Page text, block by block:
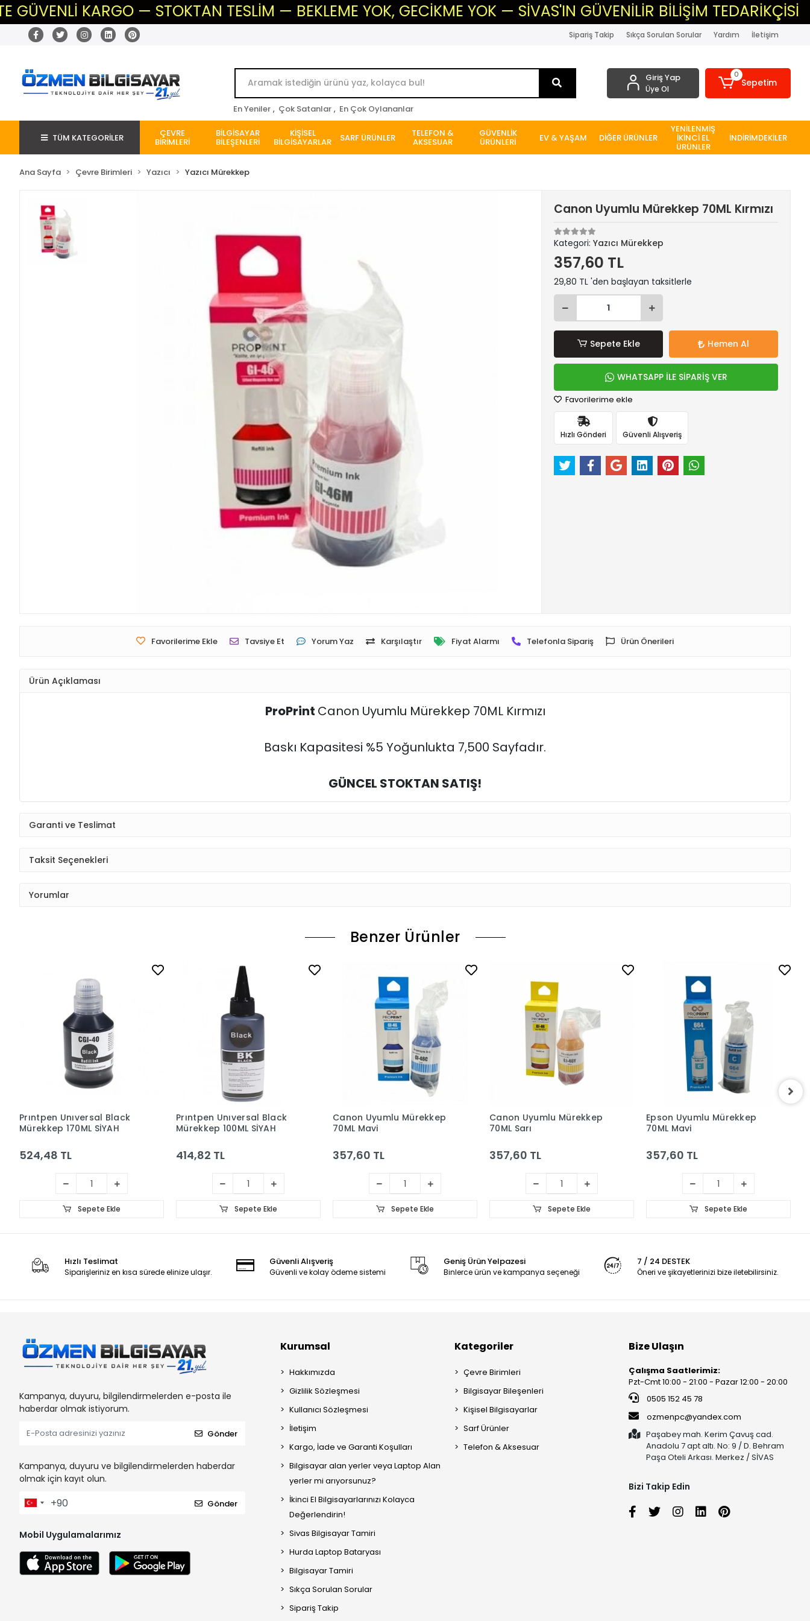
KARGO — STOKTAN TESLİM — BEKLEME YOK, GECİKME YOK — SİVAS'IN GÜVENİLİR BİLİŞİM TEDARİKÇİSİ
Sipariş Takip Sıkça Sorulan Sorular Yardım İletişim
En Yeniler , Çok Satanlar , En Çok Oylananlar
Giriş Yap
Üye Ol
0
Sepetim
TÜM KATEGORİLER ÇEVRE
BİRİMLERİ
BİLGİSAYAR
BİLEŞENLERİ
KİŞİSEL
BİLGİSAYARLAR SARF ÜRÜNLER TELEFON &
AKSESUAR
GÜVENLİK
ÜRÜNLERİ EV & YAŞAM DİĞER ÜRÜNLER
YENİLENMİŞ
İKİNCİ EL
ÜRÜNLER
İNDİRİMDEKİLER
Ana Sayfa Çevre Birimleri Yazıcı Yazıcı Mürekkep
Canon Uyumlu Mürekkep 70ML Kırmızı
Kategori:Yazıcı Mürekkep
357,60 TL
29,80 TL 'den başlayan taksitlerle
Sepete Ekle Hemen Al
WHATSAPP İLE SİPARİŞ VER
Favorilerime ekle
Hızlı Gönderi Güvenli Alışveriş
Favorilerime Ekle Tavsiye Et Yorum Yaz Karşılaştır Fiyat Alarmı Telefonla Sipariş Ürün Önerileri
Ürün Açıklaması
ProPrint Canon Uyumlu Mürekkep 70ML Kırmızı
Baskı Kapasitesi %5 Yoğunlukta 7,500 Sayfadır.
GÜNCEL STOKTAN SATIŞ!
Garanti ve Teslimat
Taksit Seçenekleri
Yorumlar
Benzer Ürünler
Prıntpen Unıversal Black
Mürekkep 170ML SİYAH
524,48 TL
Sepete Ekle
Prıntpen Unıversal Black
Mürekkep 100ML SİYAH
414,82 TL
Sepete Ekle
Canon Uyumlu Mürekkep
70ML Mavi
357,60 TL
Sepete Ekle
Canon Uyumlu Mürekkep
70ML Sarı
357,60 TL
Sepete Ekle
Epson Uyumlu Mürekkep
70ML Mavi
357,60 TL
Sepete Ekle
Hızlı Teslimat
Siparişleriniz en kısa sürede elinize ulaşır.
Güvenli Alışveriş
Güvenli ve kolay ödeme sistemi
Geniş Ürün Yelpazesi
Binlerce ürün ve kampanya seçeneği
7 / 24 DESTEK
Öneri ve şikayetlerinizi bize iletebilirsiniz.
Kampanya, duyuru, bilgilendirmelerden e-posta ile
haberdar olmak istiyorum.
Gönder
Kampanya, duyuru ve bilgilendirmelerden haberdar
olmak için kayıt olun.
Gönder
Mobil Uygulamalarımız
Kurumsal
Hakkımızda
Gizlilik Sözleşmesi
Kullanıcı Sözleşmesi
İletişim
Kargo, İade ve Garanti Koşulları
Bilgisayar alan yerler veya Laptop Alan
yerler mi arıyorsunuz?
İkinci El Bilgisayarlarınızı Kolayca
Değerlendirin!
Sivas Bilgisayar Tamiri
Hurda Laptop Bataryası
Bilgisayar Tamiri
Sıkça Sorulan Sorular
Sipariş Takip
Kategoriler
Çevre Birimleri
Bilgisayar Bileşenleri
Kişisel Bilgisayarlar
Sarf Ürünler
Telefon & Aksesuar
Bize Ulaşın
Çalışma Saatlerimiz:
Pzt-Cmt 10:00 - 21:00 - Pazar 12:00 - 20:00
0505 152 45 78
ozmenpc@yandex.com
Paşabey mah. Kerim Çavuş cad.
Anadolu 7 apt altı. No: 9 / D. Behram
Paşa Oteli Arkası. Merkez / SİVAS
Bizi Takip Edin